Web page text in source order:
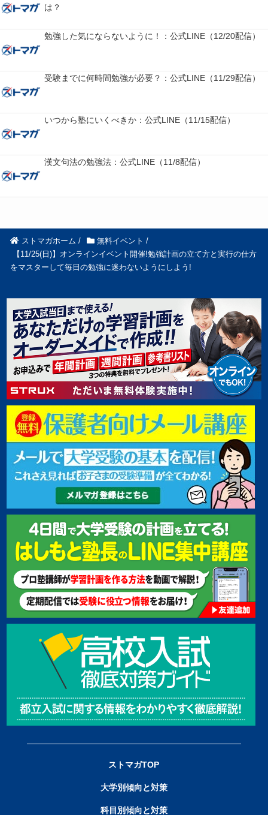
は？
勉強した気にならないように！：公式LINE（12/20配信）
受験までに何時間勉強が必要？：公式LINE（11/29配信）
いつから塾にいくべきか：公式LINE（11/15配信）
漢文句法の勉強法：公式LINE（11/8配信）
ストマガホーム / 無料イベント /
【11/25(日)】オンラインイベント開催!勉強計画の立て方と実行の仕方
をマスターして毎日の勉強に迷わないようにしよう!
ストマガTOP
大学別傾向と対策
科目別傾向と対策